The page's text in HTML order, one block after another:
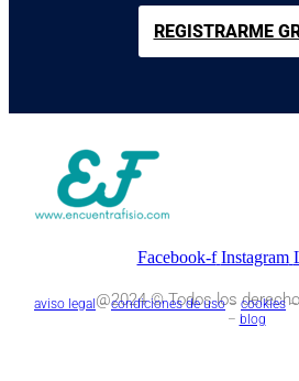
REGISTRARME
Facebook-f Instagram
@2024 © Todos los
aviso legal–condiciones de uso– cookies –
– blog